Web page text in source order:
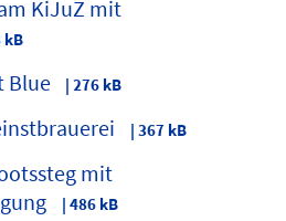
KiJuZ mit
kB
Blue | 276 kB
| 367 kB
mit
| 486 kB